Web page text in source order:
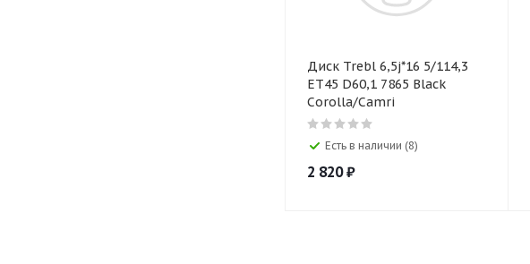
Диск Trebl 6,5j*16 5/114,3
ET45 D60,1 7865 Black
Corolla/Camri
Есть в наличии (8)
2 820₽